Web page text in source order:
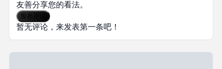
友善分享您的看法。
发布评论
暂无评论，来发表第一条吧！